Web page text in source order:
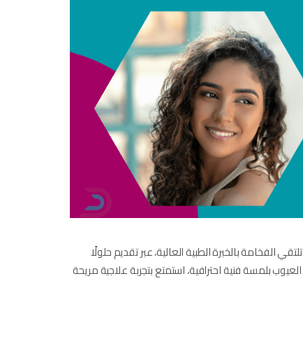
بالخبرة الطبية العالية، عبر تقديم حلولًا
بلمسة فنية احترافية، استمتع بتجربة علاجية مريحة